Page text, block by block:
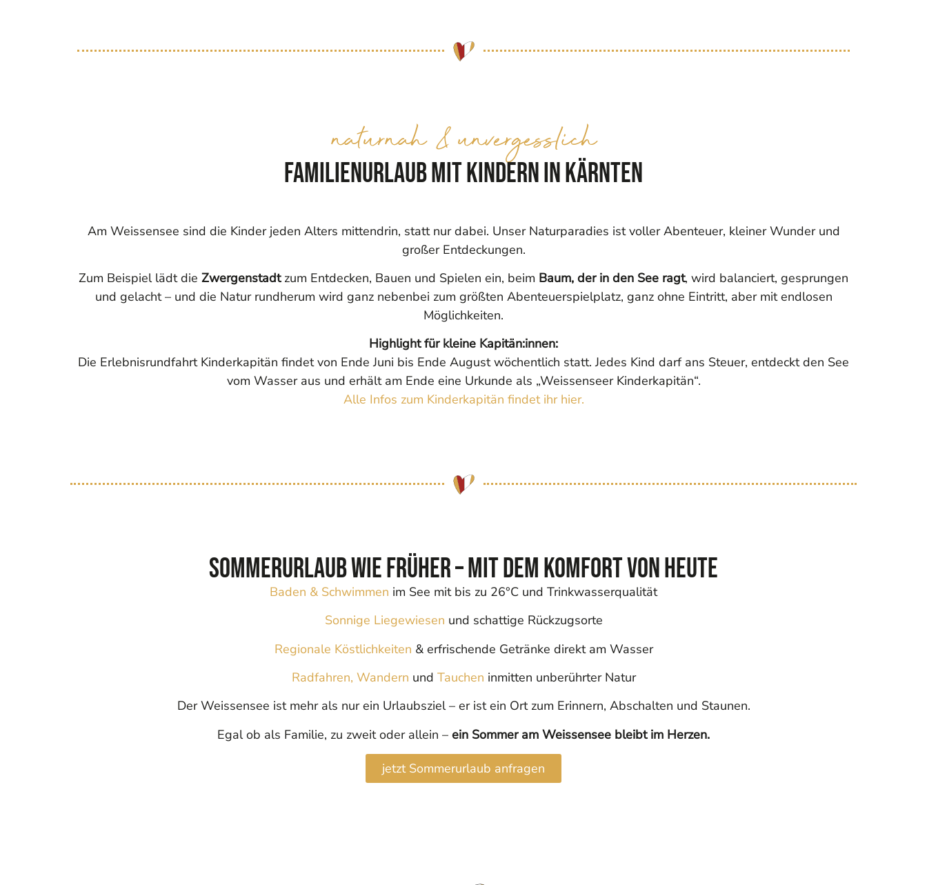
naturnah & unvergesslich
Familienurlaub mit Kindern in Kärnten
Am Weissensee sind die Kinder jeden Alters mittendrin, statt nur dabei. Unser Naturparadies ist voller Abenteuer, kleiner Wunder und
großer Entdeckungen.
Zum Beispiel lädt die Zwergenstadtzum Entdecken, Bauen und Spielen ein, beim Baum, der in den See ragt, wird balanciert, gesprungen
und gelacht – und die Natur rundherum wird ganz nebenbei zum größten Abenteuerspielplatz, ganz ohne Eintritt, aber mit endlosen
Möglichkeiten.
Highlight für kleine Kapitän:innen:
Die Erlebnisrundfahrt Kinderkapitän findet von Ende Juni bis Ende August wöchentlich statt. Jedes Kind darf ans Steuer, entdeckt den See
vom Wasser aus und erhält am Ende eine Urkunde als „Weissenseer Kinderkapitän“.
Alle Infos zum Kinderkapitän findet ihr hier.
Sommerurlaub wie früher – mit dem Komfort von heute
Baden & Schwimmen im See mit bis zu 26°C und Trinkwasserqualität
Sonnige Liegewiesen und schattige Rückzugsorte
Regionale Köstlichkeiten & erfrischende Getränke direkt am Wasser
Radfahren, Wandern und Tauchen inmitten unberührter Natur
Der Weissensee ist mehr als nur ein Urlaubsziel – er ist ein Ort zum Erinnern, Abschalten und Staunen.
Egal ob als Familie, zu zweit oder allein – ein Sommer am Weissensee bleibt im Herzen.
jetzt Sommerurlaub anfragen